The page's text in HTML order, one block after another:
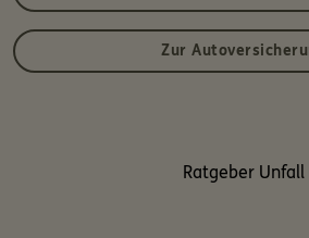
Zur
Ratgeber Unfall